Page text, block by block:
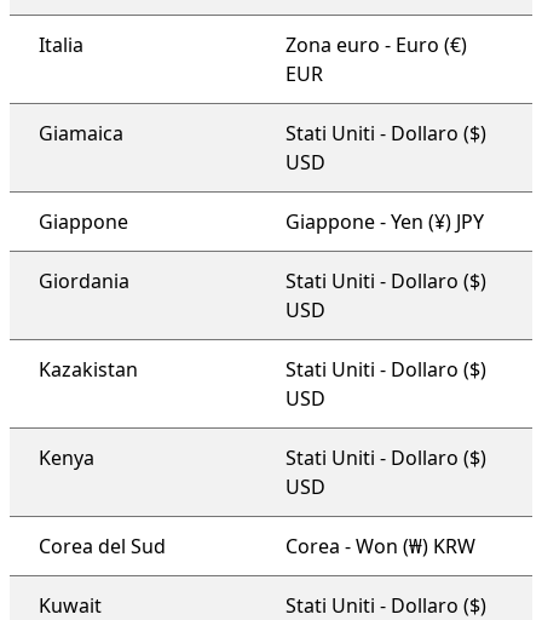
Italia
Zona euro - Euro (€)
EUR
Giamaica
Stati Uniti - Dollaro ($)
USD
Giappone Giappone - Yen (¥) JPY
Giordania
Stati Uniti - Dollaro ($)
USD
Kazakistan
Stati Uniti - Dollaro ($)
USD
Kenya
Stati Uniti - Dollaro ($)
USD
Corea del Sud Corea - Won (₩) KRW
Kuwait
Stati Uniti - Dollaro ($)